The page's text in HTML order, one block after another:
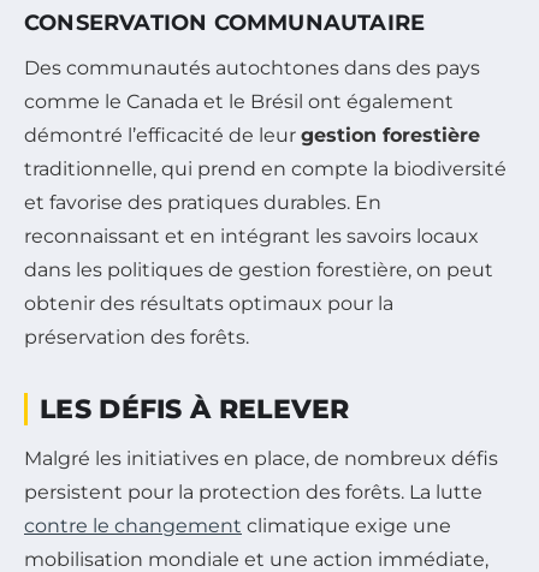
CONSERVATION COMMUNAUTAIRE
Des communautés autochtones dans des pays
comme le Canada et le Brésil ont également
démontré l’efficacité de leur gestion forestière
traditionnelle, qui prend en compte la biodiversité
et favorise des pratiques durables. En
reconnaissant et en intégrant les savoirs locaux
dans les politiques de gestion forestière, on peut
obtenir des résultats optimaux pour la
préservation des forêts.
LES DÉFIS À RELEVER
Malgré les initiatives en place, de nombreux défis
persistent pour la protection des forêts. La lutte
contre le changement climatique exige une
mobilisation mondiale et une action immédiate,